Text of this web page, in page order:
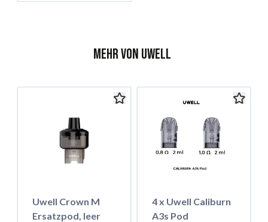
Mehr von Uwell
Uwell Crown M
Ersatzpod, leer
4 x Uwell Caliburn
A3s Pod